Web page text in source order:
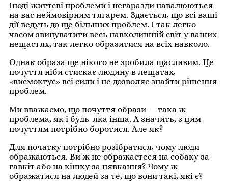
Іноді життєві проблеми і негаразди навалюються
на вас неймовірним тягарем. Здається, що всі ваші
дії ведуть до ще більших проблем. І так легко
часом звинуватити весь навколишній світ у ваших
нещастях, так легко образитися на всіх навколо.
Однак образа ще нікого не зробила щасливим. Це
почуття ніби стискає людину в лещатах,
«висмоктує» всі сили і не дозволяє знайти рішення
проблем.
Ми вважаємо, що почуття образи — така ж
проблема, як і будь-яка інша. А значить, з цим
почуттям потрібно боротися. Але як?
Для початку потрібно розібратися, чому люди
ображаються. Ви ж не ображаєтеся на собаку за
гавкіт або на кішку за нявкання? Чому ж
ображатися на людей за те, що вони такі, які є?